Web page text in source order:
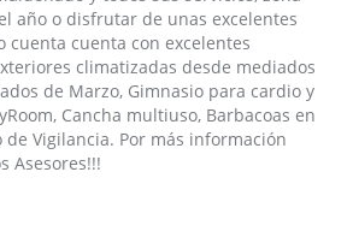
año o disfrutar de unas excelentes
cuenta cuenta con excelentes
climatizadas desde mediados
de Marzo, Gimnasio para cardio y
Cancha multiuso, Barbacoas en
Vigilancia. Por más información
Asesores!!!